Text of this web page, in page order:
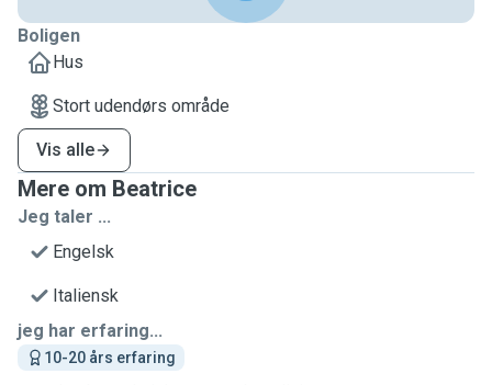
Boligen
Hus
Stort udendørs område
Vis alle
Mere om Beatrice
Jeg taler ...
Engelsk
Italiensk
jeg har erfaring...
10-20 års erfaring